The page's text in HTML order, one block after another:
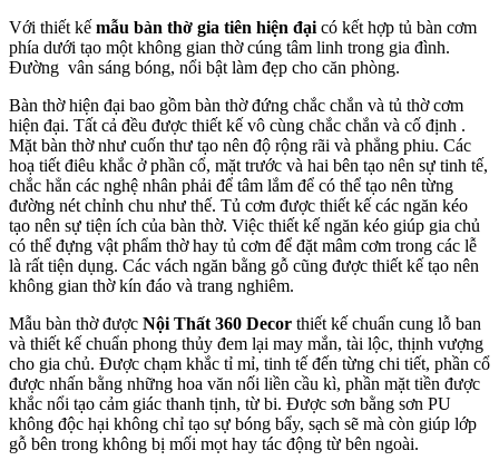
Với thiết kế mẫu bàn thờ gia tiên hiện đại có kết hợp tủ bàn cơm
phía dưới tạo một không gian thờ cúng tâm linh trong gia đình.
Đường vân sáng bóng, nổi bật làm đẹp cho căn phòng.
Bàn thờ hiện đại bao gồm bàn thờ đứng chắc chắn và tủ thờ cơm
hiện đại. Tất cả đều được thiết kế vô cùng chắc chắn và cố định .
Mặt bàn thờ như cuốn thư tạo nên độ rộng rãi và phẳng phiu. Các
hoạ tiết điêu khắc ở phần cổ, mặt trước và hai bên tạo nên sự tinh tế,
chắc hẳn các nghệ nhân phải để tâm lắm để có thể tạo nên từng
đường nét chỉnh chu như thế. Tủ cơm được thiết kế các ngăn kéo
tạo nên sự tiện ích của bàn thờ. Việc thiết kế ngăn kéo giúp gia chủ
có thể đựng vật phẩm thờ hay tủ cơm để đặt mâm cơm trong các lễ
là rất tiện dụng. Các vách ngăn bằng gỗ cũng được thiết kế tạo nên
không gian thờ kín đáo và trang nghiêm.
Mẫu bàn thờ được Nội Thất 360 Decor thiết kế chuẩn cung lỗ ban
và thiết kế chuẩn phong thủy đem lại may mắn, tài lộc, thịnh vượng
cho gia chủ. Được chạm khắc tỉ mỉ, tinh tế đến từng chi tiết, phần cổ
được nhấn bằng những hoa văn nối liền cầu kì, phần mặt tiền được
khắc nổi tạo cảm giác thanh tịnh, từ bi. Được sơn bằng sơn PU
không độc hại không chỉ tạo sự bóng bẩy, sạch sẽ mà còn giúp lớp
gỗ bên trong không bị mối mọt hay tác động từ bên ngoài.